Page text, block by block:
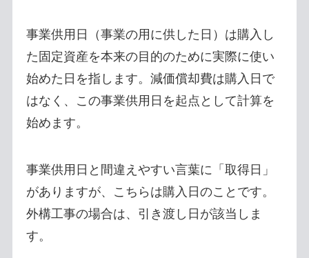
事業供用日（事業の用に供した日）は購入し
た固定資産を本来の目的のために実際に使い
始めた日を指します。減価償却費は購入日で
はなく、この事業供用日を起点として計算を
始めます。
事業供用日と間違えやすい言葉に「取得日」
がありますが、こちらは購入日のことです。
外構工事の場合は、引き渡し日が該当しま
す。